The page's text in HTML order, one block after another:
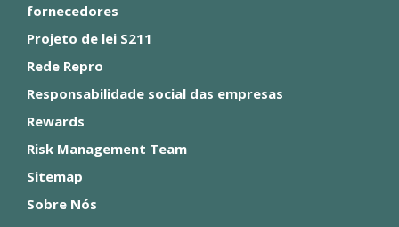
fornecedores
Projeto de lei S211
Rede Repro
Responsabilidade social das empresas
Rewards
Risk Management Team
Sitemap
Sobre Nós